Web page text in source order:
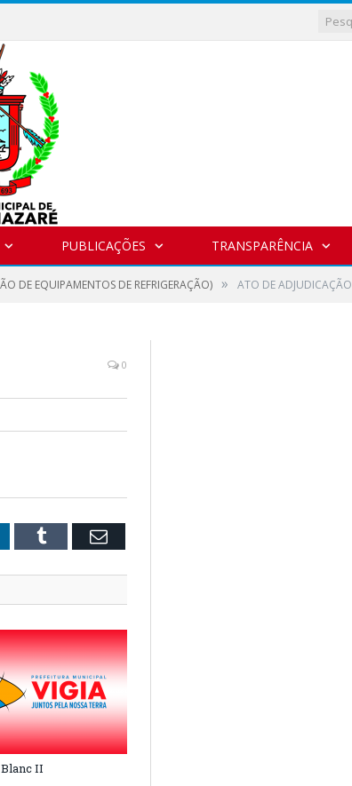
PUBLICAÇÕES TRANSPARÊNCIA
DE EQUIPAMENTOS DE REFRIGERAÇÃO) » ATO DE ADJUDICAÇÃO
0
Tumblr Email
II